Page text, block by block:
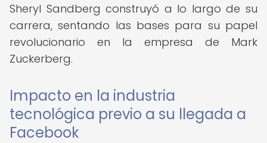
Sheryl Sandberg construyó a lo largo de su
carrera, sentando las bases para su papel
revolucionario en la empresa de Mark
Zuckerberg.
Impacto en la industria
tecnológica previo a su llegada a
Facebook